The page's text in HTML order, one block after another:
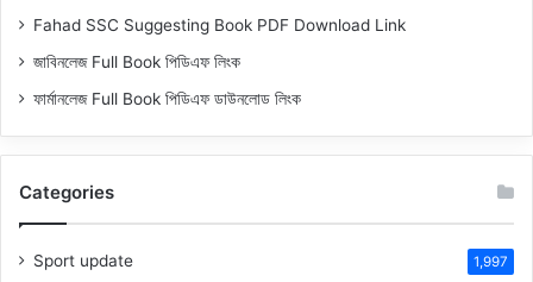
Fahad SSC Suggesting Book PDF Download Link
জাবিনলেজ Full Book পিডিএফ লিংক
ফার্মানলেজ Full Book পিডিএফ ডাউনলোড লিংক
Categories
Sport update 1,997